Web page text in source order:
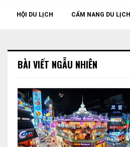
HỘI DU LỊCH CẨM NANG DU LỊCH
BÀI VIẾT NGẪU NHIÊN